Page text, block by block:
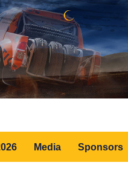
Media Sponsors